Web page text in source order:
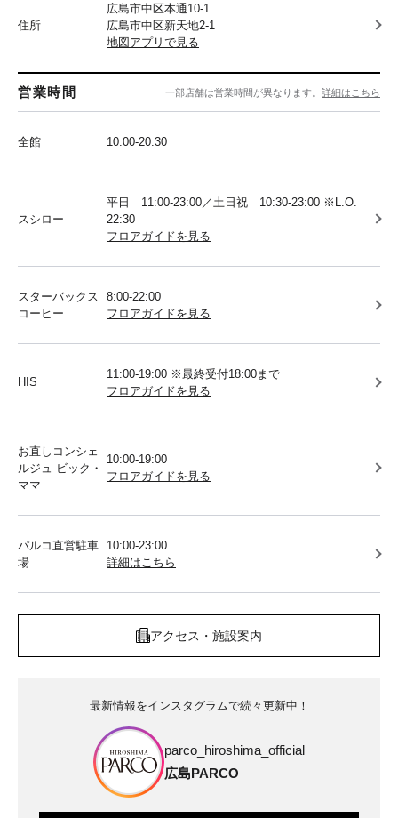
住所
広島市中区本通10-1
広島市中区新天地2-1
地図アプリで見る
営業時間 一部店舗は営業時間が異なります。 詳細はこちら
全館 10:00-20:30
スシロー
平日 11:00-23:00／土日祝 10:30-23:00 ※L.O.
22:30
フロアガイドを見る
スターバックス
コーヒー
8:00-22:00
フロアガイドを見る
HIS
11:00-19:00 ※最終受付18:00まで
フロアガイドを見る
お直しコンシェ
ルジュ ビック・
ママ
10:00-19:00
フロアガイドを見る
パルコ直営駐車
場
10:00-23:00
詳細はこちら
アクセス・施設案内
最新情報をインスタグラムで続々更新中！
parco_hiroshima_official
広島PARCO